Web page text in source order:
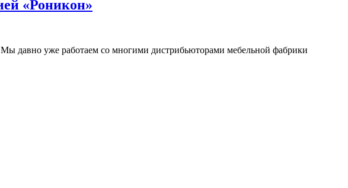
«Роникон»
давно уже работаем со многими дистрибьюторами мебельной фабрики